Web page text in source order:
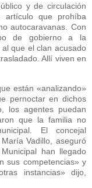
y de circulación
que prohíba
autocaravanas. Con
de gobierno a la
que el clan acusado
Allí viven en
están «analizando»
pernoctar en dichos
los agentes puedan
que la familia no
El concejal
Vadillo, aseguró
han llegado
sus competencias» y
instancias» dijo,